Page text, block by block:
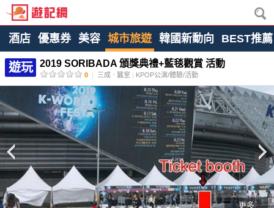
酒店 優惠券 美容 城市旅遊 韓國新動向 BEST推薦
遊玩 2019 SORIBADA 頒獎典禮+藍毯觀賞 活動
0 | 三成ㆍ蠶室 | KPOP公演/體驗/活動
更多